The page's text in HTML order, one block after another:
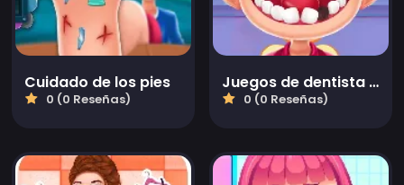
Cuidado de los pies
0 (0 Reseñas)
Juegos de dentista para niños
0 (0 Reseñas)